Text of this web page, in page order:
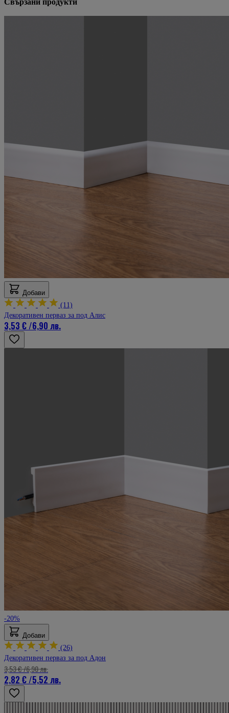
Добави
(11)
Декоративен перваз за под Алис
3,53 €/6,90 лв.
-20%
Добави
(26)
Декоративен перваз за под Адон
2,82 €/5,52 лв.
3,53 €/6,90 лв.